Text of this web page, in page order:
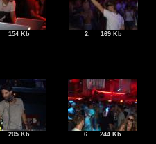
154 Kb 2. 169 Kb
205 Kb 6. 244 Kb